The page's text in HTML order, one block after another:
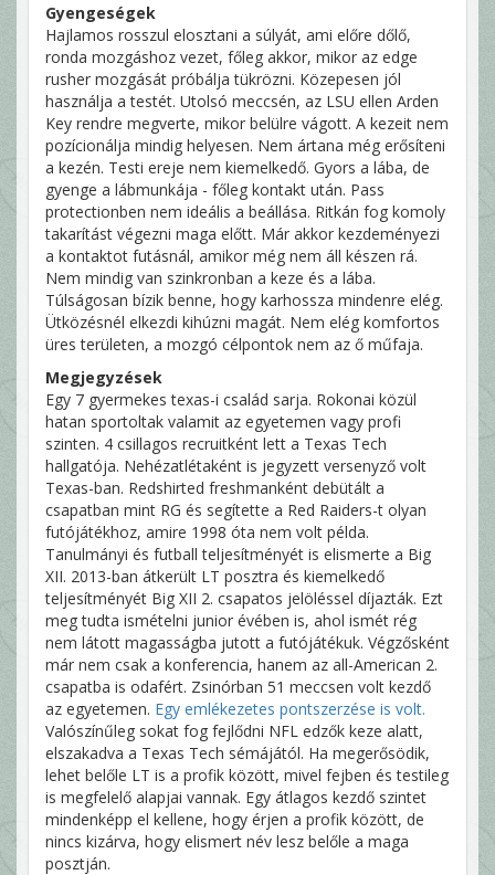
Gyengeségek
Hajlamos rosszul elosztani a súlyát, ami előre dőlő,
ronda mozgáshoz vezet, főleg akkor, mikor az edge
rusher mozgását próbálja tükrözni. Közepesen jól
használja a testét. Utolsó meccsén, az LSU ellen Arden
Key rendre megverte, mikor belülre vágott. A kezeit nem
pozícionálja mindig helyesen. Nem ártana még erősíteni
a kezén. Testi ereje nem kiemelkedő. Gyors a lába, de
gyenge a lábmunkája - főleg kontakt után. Pass
protectionben nem ideális a beállása. Ritkán fog komoly
takarítást végezni maga előtt. Már akkor kezdeményezi
a kontaktot futásnál, amikor még nem áll készen rá.
Nem mindig van szinkronban a keze és a lába.
Túlságosan bízik benne, hogy karhossza mindenre elég.
Ütközésnél elkezdi kihúzni magát. Nem elég komfortos
üres területen, a mozgó célpontok nem az ő műfaja.
Megjegyzések
Egy 7 gyermekes texas-i család sarja. Rokonai közül
hatan sportoltak valamit az egyetemen vagy profi
szinten. 4 csillagos recruitként lett a Texas Tech
hallgatója. Nehézatlétaként is jegyzett versenyző volt
Texas-ban. Redshirted freshmanként debütált a
csapatban mint RG és segítette a Red Raiders-t olyan
futójátékhoz, amire 1998 óta nem volt példa.
Tanulmányi és futball teljesítményét is elismerte a Big
XII. 2013-ban átkerült LT posztra és kiemelkedő
teljesítményét Big XII 2. csapatos jelöléssel díjazták. Ezt
meg tudta ismételni junior évében is, ahol ismét rég
nem látott magasságba jutott a futójátékuk. Végzősként
már nem csak a konferencia, hanem az all-American 2.
csapatba is odafért. Zsinórban 51 meccsen volt kezdő
az egyetemen. Egy emlékezetes pontszerzése is volt.
Valószínűleg sokat fog fejlődni NFL edzők keze alatt,
elszakadva a Texas Tech sémájától. Ha megerősödik,
lehet belőle LT is a profik között, mivel fejben és testileg
is megfelelő alapjai vannak. Egy átlagos kezdő szintet
mindenképp el kellene, hogy érjen a profik között, de
nincs kizárva, hogy elismert név lesz belőle a maga
posztján.